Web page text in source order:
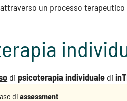
un processo
dipsicoterapia individuale di
diassessment